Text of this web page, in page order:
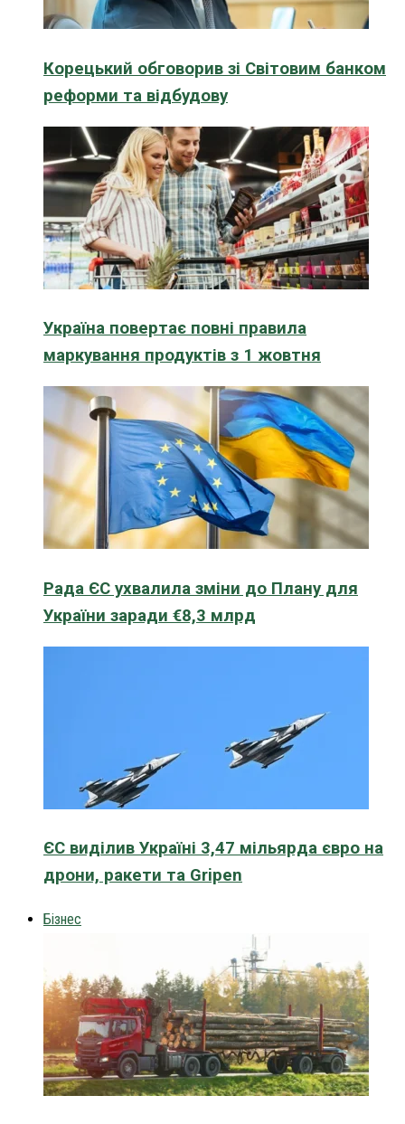
Корецький обговорив зі Світовим банком
реформи та відбудову
Україна повертає повні правила
маркування продуктів з 1 жовтня
Рада ЄС ухвалила зміни до Плану для
України заради €8,3 млрд
ЄС виділив Україні 3,47 мільярда євро на
дрони, ракети та Gripen
Бізнес